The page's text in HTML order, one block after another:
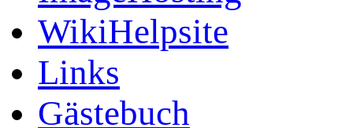
WikiHelpsite
Links
Gästebuch